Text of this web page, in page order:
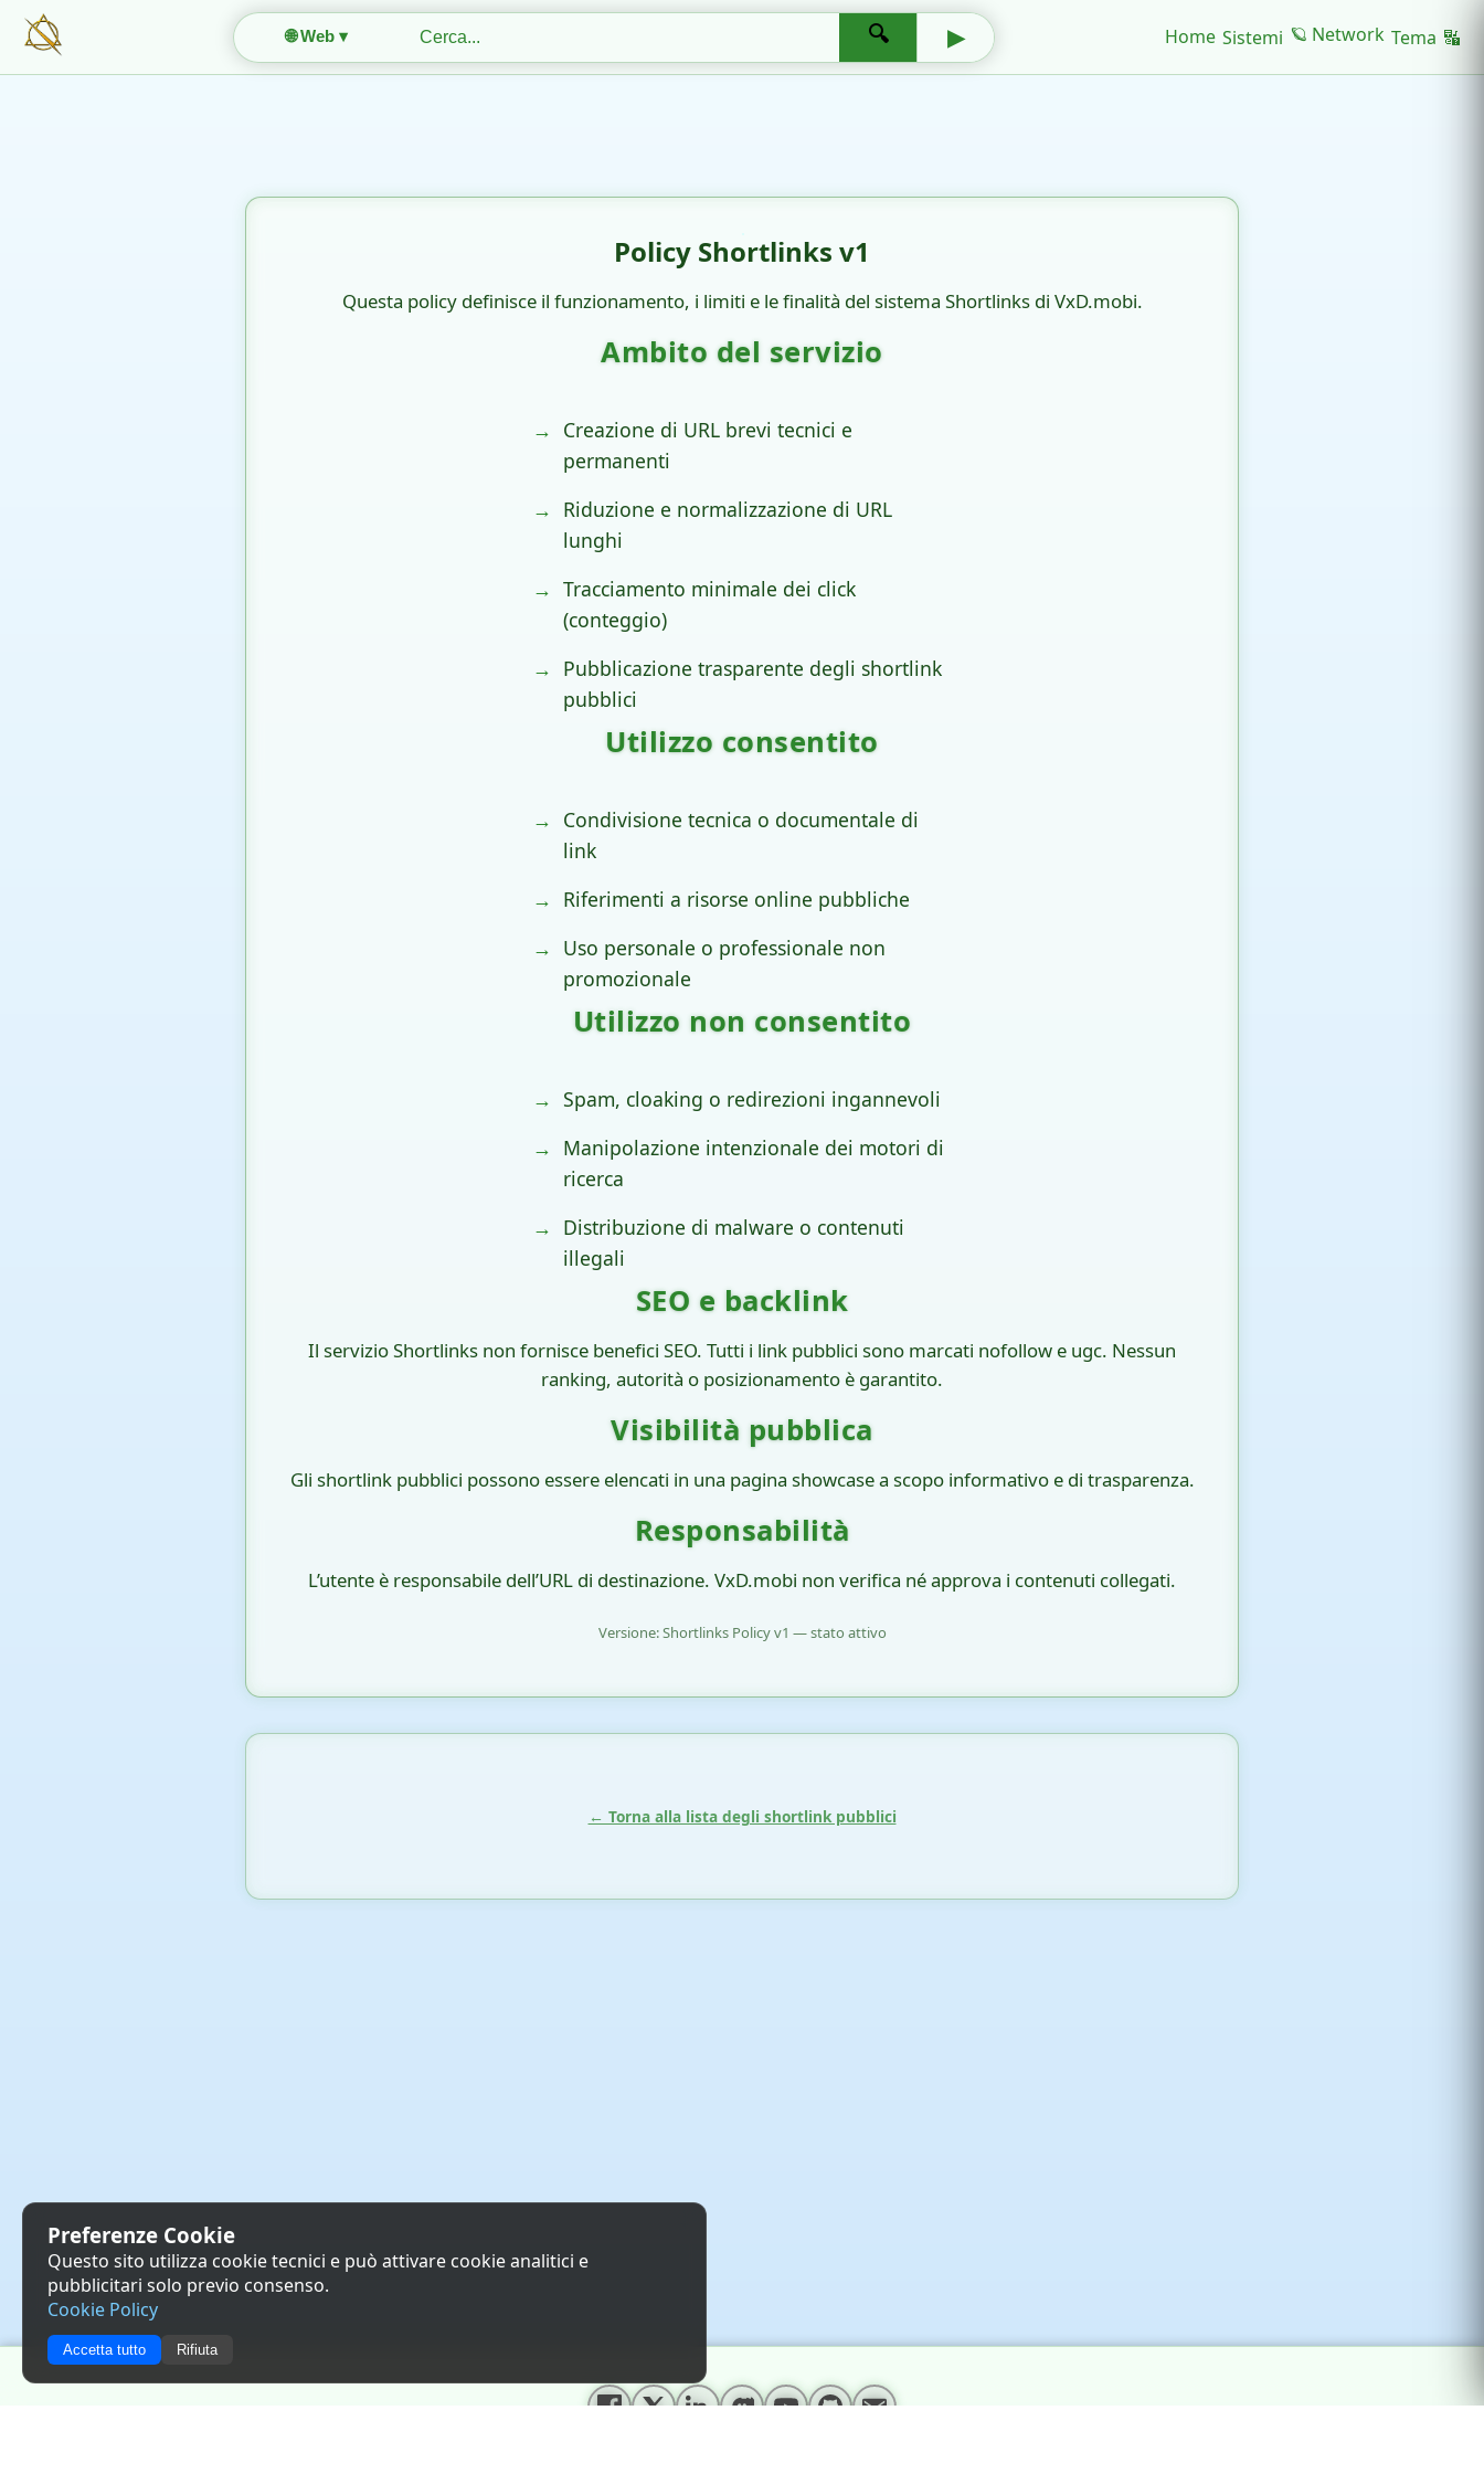
🌐 Web ▾ 🔍 ▶ Home Sistemi 🪐 Network Tema 🔣
Preferenze Cookie
Questo sito utilizza cookie tecnici e può attivare cookie analitici e
pubblicitari solo previo consenso.
Cookie Policy
Accetta tutto Rifiuta
Policy Shortlinks v1
Questa policy definisce il funzionamento, i limiti e le finalità del sistema Shortlinks di VxD.mobi.
Ambito del servizio
Creazione di URL brevi tecnici e
permanenti
Riduzione e normalizzazione di URL
lunghi
Tracciamento minimale dei click
(conteggio)
Pubblicazione trasparente degli shortlink
pubblici
Utilizzo consentito
Condivisione tecnica o documentale di
link
Riferimenti a risorse online pubbliche
Uso personale o professionale non
promozionale
Utilizzo non consentito
Spam, cloaking o redirezioni ingannevoli
Manipolazione intenzionale dei motori di
ricerca
Distribuzione di malware o contenuti
illegali
SEO e backlink
Il servizio Shortlinks non fornisce benefici SEO. Tutti i link pubblici sono marcati nofollow e ugc. Nessun
ranking, autorità o posizionamento è garantito.
Visibilità pubblica
Gli shortlink pubblici possono essere elencati in una pagina showcase a scopo informativo e di trasparenza.
Responsabilità
L’utente è responsabile dell’URL di destinazione. VxD.mobi non verifica né approva i contenuti collegati.
Versione: Shortlinks Policy v1 — stato attivo
← Torna alla lista degli shortlink pubblici